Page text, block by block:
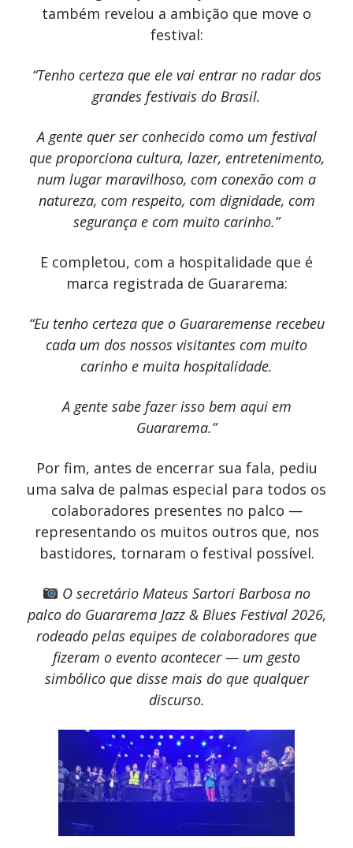
também revelou a ambição que move o
festival:
“Tenho certeza que ele vai entrar no radar dos
grandes festivais do Brasil.
A gente quer ser conhecido como um festival
que proporciona cultura, lazer, entretenimento,
num lugar maravilhoso, com conexão com a
natureza, com respeito, com dignidade, com
segurança e com muito carinho.”
E completou, com a hospitalidade que é
marca registrada de Guararema:
“Eu tenho certeza que o Guararemense recebeu
cada um dos nossos visitantes com muito
carinho e muita hospitalidade.
A gente sabe fazer isso bem aqui em
Guararema.”
Por fim, antes de encerrar sua fala, pediu
uma salva de palmas especial para todos os
colaboradores presentes no palco —
representando os muitos outros que, nos
bastidores, tornaram o festival possível.
O secretário Mateus Sartori Barbosa no
palco do Guararema Jazz & Blues Festival 2026,
rodeado pelas equipes de colaboradores que
fizeram o evento acontecer — um gesto
simbólico que disse mais do que qualquer
discurso.